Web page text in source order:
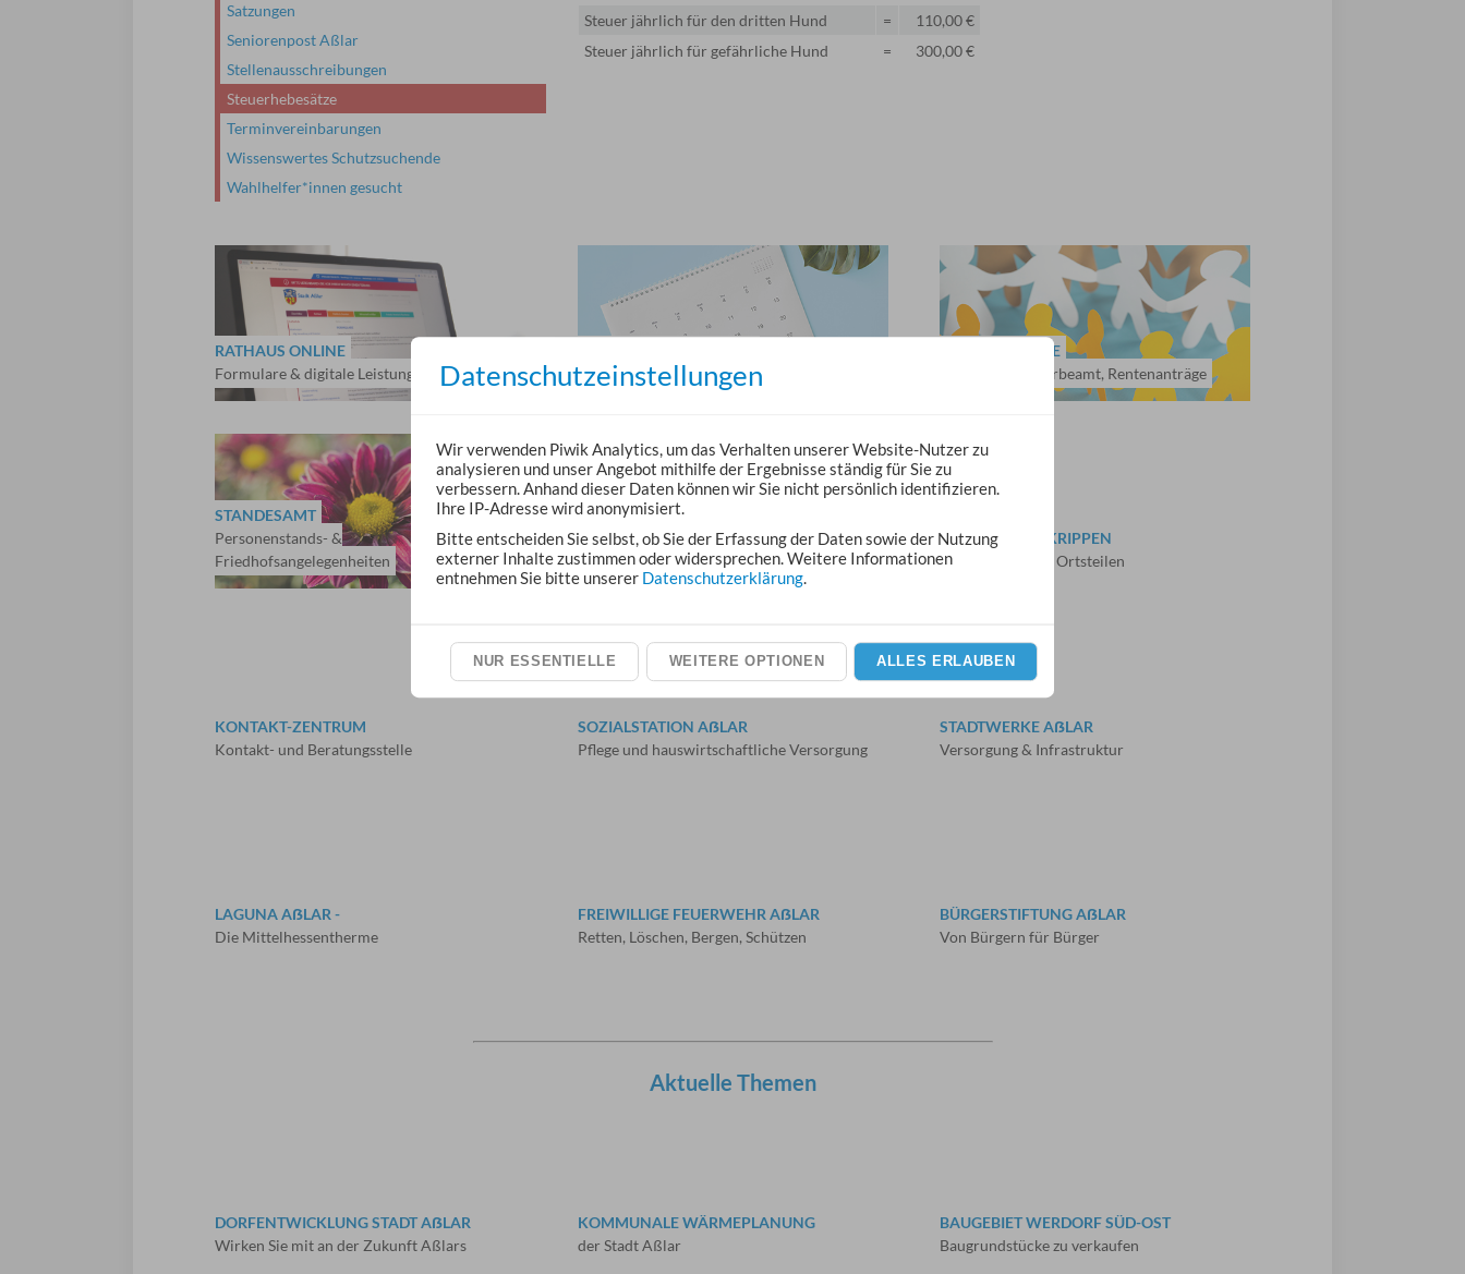
Steuer jährlich für den dritten Hund
=
110,00 €
Steuer jährlich für gefährliche Hund
= 300,00 €
Satzungen
Seniorenpost Aßlar
Stellenausschreibungen
Steuerhebesätze
Terminvereinbarungen
Wissenswertes Schutzsuchende
Wahlhelfer*innen gesucht
RATHAUS ONLINE
Formulare & digitale Leistungen
Bequem online einen Termin vereinbaren
BÜRGERSERVICE
Fundbüro, Gewerbeamt, Rentenanträge
STANDESAMT
Personenstands- &
Friedhofsangelegenheiten
VERANSTALTUNGEN
Feste, Märkte, Konzerte und Theater
KITAS, HORTE, KRIPPEN
in Aßlar und den Ortsteilen
KONTAKT-ZENTRUM
Kontakt- und Beratungsstelle
SOZIALSTATION AẞLAR
Pflege und hauswirtschaftliche Versorgung
STADTWERKE AẞLAR
Versorgung & Infrastruktur
LAGUNA AẞLAR -
Die Mittelhessentherme
FREIWILLIGE FEUERWEHR AẞLAR
Retten, Löschen, Bergen, Schützen
BÜRGERSTIFTUNG AẞLAR
Von Bürgern für Bürger
Aktuelle Themen
DORFENTWICKLUNG STADT AẞLAR
Wirken Sie mit an der Zukunft Aßlars
KOMMUNALE WÄRMEPLANUNG
der Stadt Aßlar
BAUGEBIET WERDORF SÜD-OST
Baugrundstücke zu verkaufen
Datenschutzeinstellungen
Wir verwenden Piwik Analytics, um das Verhalten unserer Website-Nutzer zu
analysieren und unser Angebot mithilfe der Ergebnisse ständig für Sie zu
verbessern. Anhand dieser Daten können wir Sie nicht persönlich identifizieren.
Ihre IP-Adresse wird anonymisiert.
Bitte entscheiden Sie selbst, ob Sie der Erfassung der Daten sowie der Nutzung
externer Inhalte zustimmen oder widersprechen. Weitere Informationen
entnehmen Sie bitte unserer Datenschutzerklärung.
NUR ESSENTIELLE WEITERE OPTIONEN ALLES ERLAUBEN